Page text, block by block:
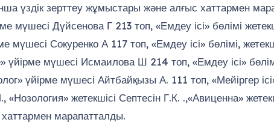
үздік зерттеу жұмыстары және алғыс хаттармен
мүшесі Дүйсенова Г 213 топ, «Емдеу ісі» бөлімі
Сокуренко А 117 топ, «Емдеу ісі» бөлімі,
мүшесі Исмаилова Ш 214 топ, «Емдеу ісі»
үйірме мүшесі Айтбайқызы А. 111 топ, «Мейіргер
«Нозология» жетекшісі Септесін Г.К. .,«Авиценна»
марапатталды.